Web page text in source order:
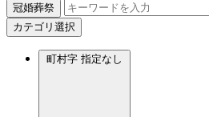
冠婚葬祭
カテゴリ選択
町村字 指定なし